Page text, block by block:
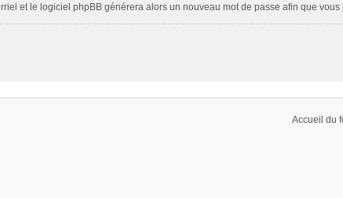
et le logiciel phpBB générera alors un nouveau mot de passe afin que
Accueil du